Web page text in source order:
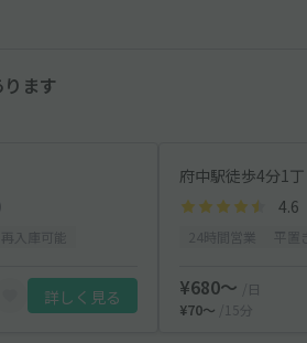
ます
詳しく見る
府中駅徒歩4分1
4.6
¥680〜
/日
¥70〜
/15分